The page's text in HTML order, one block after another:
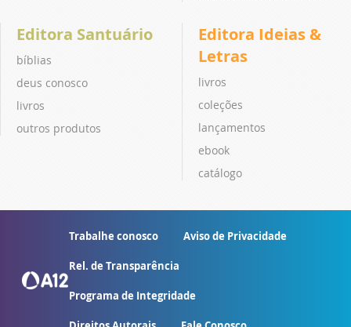
Editora Santuário
bíblias
deus conosco
livros
outros produtos
Editora Ideias &
Letras
livros
coleções
lançamentos
ebook
catálogo
Trabalhe conosco Aviso de Privacidade
Rel. de Transparência
Programa de Integridade